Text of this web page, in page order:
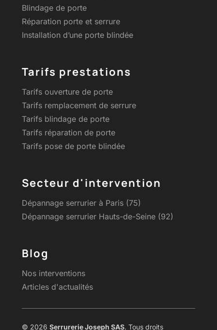
Blindage de porte
Réparation porte et serrure
Installation d’une porte blindée
Tarifs prestations
Tarifs ouverture de porte
Tarifs remplacement de serrure
Tarifs blindage de porte
Tarifs réparation de porte
Tarifs pose de porte blindée
Secteur d'intervention
Dépannage serrurier à Paris (75)
Dépannage serrurier Hauts-de-Seine (92)
Blog
Nos interventions
Articles d'actualités
© 2026 Serrurerie Joseph SAS. Tous droits